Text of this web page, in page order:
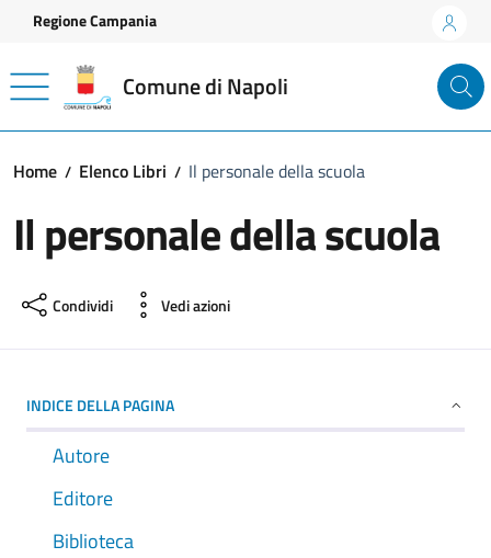
Vai ai contenuti
Vai al footer
Regione Campania
Comune di Napoli
Home Elenco Libri Il personale della scuola
Il personale della scuola
Condividi Vedi azioni
INDICE DELLA PAGINA
Autore
Editore
Biblioteca